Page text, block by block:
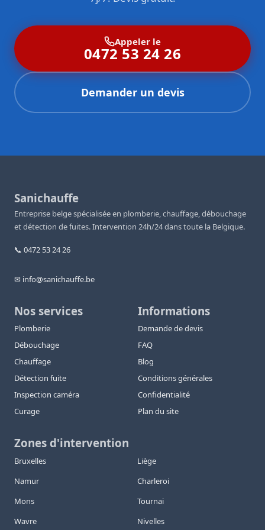
Appeler le
0472 53 24 26
Demander un devis
Sanichauffe
Entreprise belge spécialisée en plomberie, chauffage, débouchage
et détection de fuites. Intervention 24h/24 dans toute la Belgique.
📞 0472 53 24 26
✉ info@sanichauffe.be
Nos services
Plomberie
Débouchage
Chauffage
Détection fuite
Inspection caméra
Curage
Informations
Demande de devis
FAQ
Blog
Conditions générales
Confidentialité
Plan du site
Zones d'intervention
Bruxelles
Liège
Namur
Charleroi
Mons
Tournai
Wavre
Nivelles